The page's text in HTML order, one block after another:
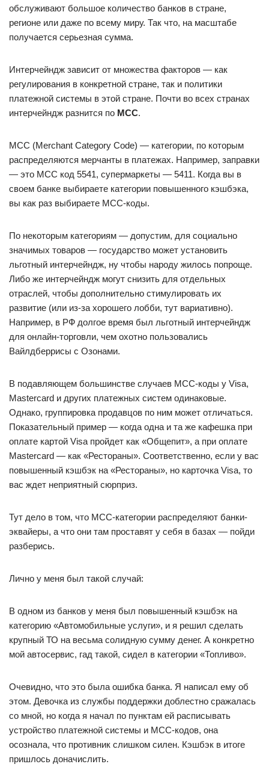
обслуживают большое количество банков в стране,
регионе или даже по всему миру. Так что, на масштабе
получается серьезная сумма.
Интерчейндж зависит от множества факторов — как
регулирования в конкретной стране, так и политики
платежной системы в этой стране. Почти во всех странах
интерчейндж разнится по МСС.
MCC (Merchant Category Code) — категории, по которым
распределяются мерчанты в платежах. Например, заправки
— это MCC код 5541, супермаркеты — 5411. Когда вы в
своем банке выбираете категории повышенного кэшбэка,
вы как раз выбираете МСС-коды.
По некоторым категориям — допустим, для социально
значимых товаров — государство может установить
льготный интерчейндж, ну чтобы народу жилось попроще.
Либо же интерчейндж могут снизить для отдельных
отраслей, чтобы дополнительно стимулировать их
развитие (или из-за хорошего лобби, тут вариативно).
Например, в РФ долгое время был льготный интерчейндж
для онлайн-торговли, чем охотно пользовались
Вайлдберрисы с Озонами.
В подавляющем большинстве случаев MCC-коды у Visa,
Mastercard и других платежных систем одинаковые.
Однако, группировка продавцов по ним может отличаться.
Показательный пример — когда одна и та же кафешка при
оплате картой Visa пройдет как «Общепит», а при оплате
Mastercard — как «Рестораны». Соответственно, если у вас
повышенный кэшбэк на «Рестораны», но карточка Visa, то
вас ждет неприятный сюрприз.
Тут дело в том, что МСС-категории распределяют банки-
эквайеры, а что они там проставят у себя в базах — пойди
разберись.
Лично у меня был такой случай:
В одном из банков у меня был повышенный кэшбэк на
категорию «Автомобильные услуги», и я решил сделать
крупный ТО на весьма солидную сумму денег. А конкретно
мой автосервис, гад такой, сидел в категории «Топливо».
Очевидно, что это была ошибка банка. Я написал ему об
этом. Девочка из службы поддержки доблестно сражалась
со мной, но когда я начал по пунктам ей расписывать
устройство платежной системы и МСС-кодов, она
осознала, что противник слишком силен. Кэшбэк в итоге
пришлось доначислить.